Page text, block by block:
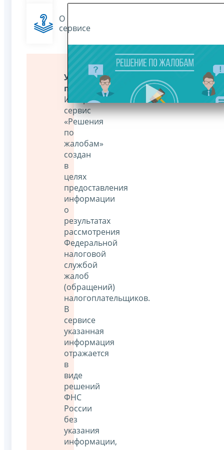
О
сервисе
Уважаемые
пользователи!
Интернет-
сервис
«Решения
по
жалобам»
создан
в
целях
предоставления
информации
о
результатах
рассмотрения
Федеральной
налоговой
службой
жалоб
(обращений)
налогоплательщиков.
В
сервисе
указанная
информация
отражается
в
виде
решений
ФНС
России
без
указания
информации,